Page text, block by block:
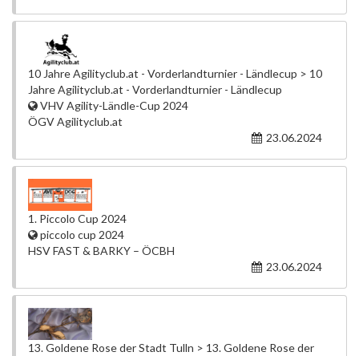
10 Jahre Agilityclub.at - Vorderlandturnier - Ländlecup > 10
Jahre Agilityclub.at - Vorderlandturnier - Ländlecup
VHV Agility-Ländle-Cup 2024
ÖGV Agilityclub.at
23.06.2024
1. Piccolo Cup 2024
piccolo cup 2024
HSV FAST & BARKY – ÖCBH
23.06.2024
13. Goldene Rose der Stadt Tulln > 13. Goldene Rose der